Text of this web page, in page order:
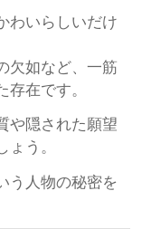
わいらしいだけ
欠如など、一筋
存在です。
や隠された願望
ょう。
う人物の秘密を